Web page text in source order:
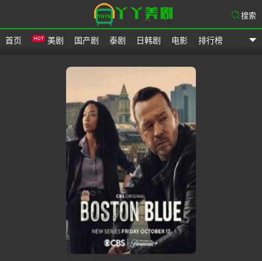
首页 美剧 国产剧 泰剧 日韩剧 电影 排行榜
搜索